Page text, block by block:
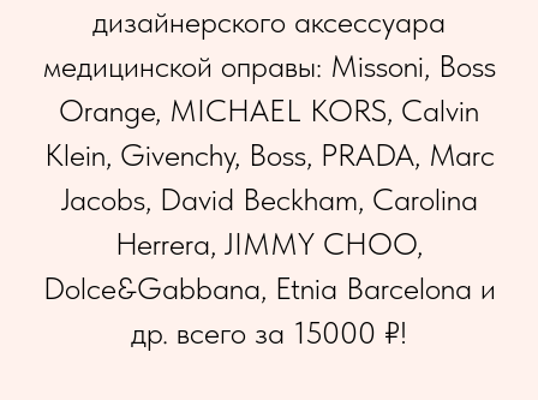
дизайнерского аксессуара
медицинской оправы: Missoni, Boss
Orange, MICHAEL KORS, Calvin
Klein, Givenchy, Boss, PRADA, Marc
Jacobs, David Beckham, Carolina
Herrera, JIMMY CHOO,
Dolce&Gabbana, Etnia Barcelona и
др. всего за 15000 ₽!